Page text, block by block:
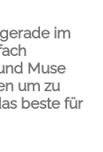
im
Muse
um zu
beste für